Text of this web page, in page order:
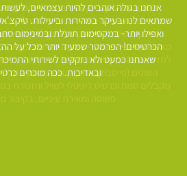
אנחנו בגולה אוהבים להיות עצמאיים,
שמתאים לנו ובעיקר במהירות וביעילות.
ואפילו יותר- במקסימום תועלת ובמינימום
הכרטיסים! הפרמטר שמעיד יותר מכל על
שאנחנו כמעט ולא נזקקים לשירותי
ובאדיבות. ככה מוכרים
הכרתי את טיקצ'אק לפני מספר חודשים
אינטרנטית אצלנו באתר מרכז ברודט
כספקים שלנו. הממשק של טיקצ'אק סופר
מאפיינים כיפיים ונהדרים כמו נתונים בזמן
למדוד את האפקטיביות ומספר הכניסות
השונים (פייסבוק, אתר, קידום ממומן בגוגל
מקבלים סמס וכרטיס דיגיטלי למייל ותזכורת
פשוטה ומאירת עיניים. בקיצור